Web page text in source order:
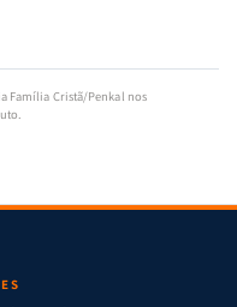
Família Cristã/Penkal nos